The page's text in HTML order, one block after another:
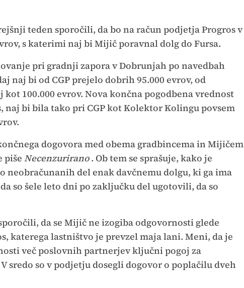
teden sporočili, da bo na račun podjetja Progros v
s katerimi naj bi Mijič poravnal dolg do Fursa.
pri gradnji zapora v Dobrunjah po navedbah
naj bi od CGP prejelo dobrih 95.000 evrov, od
100.000 evrov. Nova končna pogodbena vrednost
bi bila tako pri CGP kot Kolektor Kolingu povsem
dogovora med obema gradbincema in Mijičem
piše Necenzurirano. Ob tem se sprašuje, kako je
neobračunanih del enak davčnemu dolgu, ki ga ima
so šele leto dni po zaključku del ugotovili, da so
da se Mijič ne izogiba odgovornosti glede
katerega lastništvo je prevzel maja lani. Meni, da je
več poslovnih partnerjev ključni pogoj za
sredo so v podjetju dosegli dogovor o poplačilu dveh